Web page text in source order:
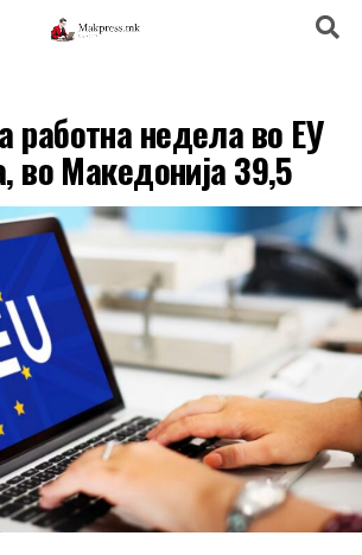
работна недела во ЕУ
во Македонија 39,5